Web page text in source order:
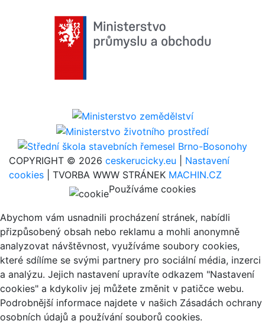
COPYRIGHT © 2026 ceskerucicky.eu
Nastavení
cookies | TVORBA WWW STRÁNEK MACHIN.CZ
Používáme cookies
Abychom vám usnadnili procházení stránek, nabídli
přizpůsobený obsah nebo reklamu a mohli anonymně
analyzovat návštěvnost, využíváme soubory cookies,
které sdílíme se svými partnery pro sociální média, inzerci
a analýzu. Jejich nastavení upravíte odkazem "Nastavení
cookies" a kdykoliv jej můžete změnit v patičce webu.
Podrobnější informace najdete v našich Zásadách ochrany
osobních údajů a používání souborů cookies.